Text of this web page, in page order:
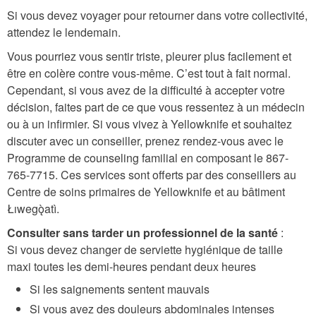
Si vous devez voyager pour retourner dans votre collectivité,
attendez le lendemain.
Vous pourriez vous sentir triste, pleurer plus facilement et
être en colère contre vous-même. C’est tout à fait normal.
Cependant, si vous avez de la difficulté à accepter votre
décision, faites part de ce que vous ressentez à un médecin
ou à un infirmier. Si vous vivez à Yellowknife et souhaitez
discuter avec un conseiller, prenez rendez-vous avec le
Programme de counseling familial en composant le 867-
765-7715. Ces services sont offerts par des conseillers au
Centre de soins primaires de Yellowknife et au bâtiment
Łıwegǫ̀atì.
Consulter sans tarder un professionnel de la santé :
Si vous devez changer de serviette hygiénique de taille
maxi toutes les demi-heures pendant deux heures
Si les saignements sentent mauvais
Si vous avez des douleurs abdominales intenses